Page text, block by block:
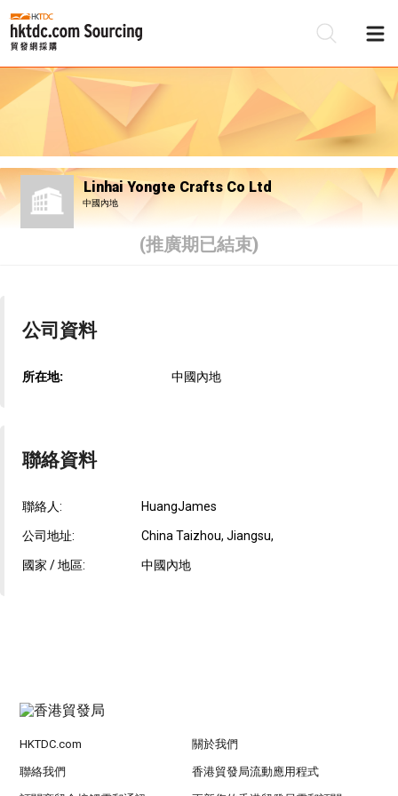
Linhai Yongte Crafts Co Ltd
中國內地
(推廣期已結束)
公司資料
所在地: 中國內地
聯絡資料
聯絡人: HuangJames
公司地址: China Taizhou, Jiangsu,
國家 / 地區: 中國內地
HKTDC.com 關於我們
聯絡我們 香港貿發局流動應用程式